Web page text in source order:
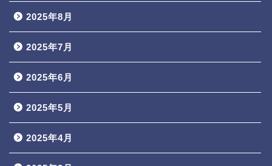
2025年8月
2025年7月
2025年6月
2025年5月
2025年4月